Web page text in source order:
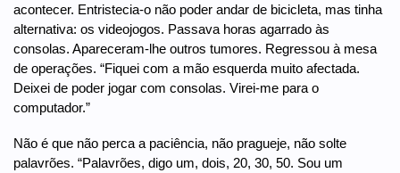
acontecer. Entristecia-o não poder andar de bicicleta, mas tinha
alternativa: os videojogos. Passava horas agarrado às
consolas. Apareceram-lhe outros tumores. Regressou à mesa
de operações. “Fiquei com a mão esquerda muito afectada.
Deixei de poder jogar com consolas. Virei-me para o
computador.”
Não é que não perca a paciência, não pragueje, não solte
palavrões. “Palavrões, digo um, dois, 20, 30, 50. Sou um